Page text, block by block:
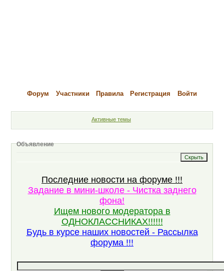
Форум Участники Правила Регистрация Войти
Активные темы
Объявление
Последние новости на форуме !!!
Задание в мини-школе - Чистка заднего
фона!
Ищем нового модератора в
ОДНОКЛАССНИКАХ!!!!!!
Будь в курсе наших новостей - Рассылка
форума !!!